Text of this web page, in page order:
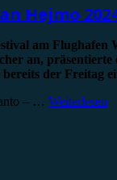
Hejmo
am Flughafen
an,
der Freitag
– … Weiterlesen